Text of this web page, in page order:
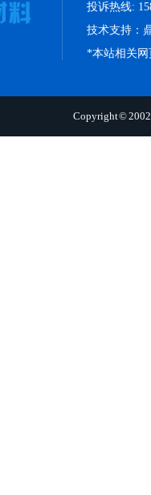
投诉热线:
技术支持：
*本站相关网
Copyright ©